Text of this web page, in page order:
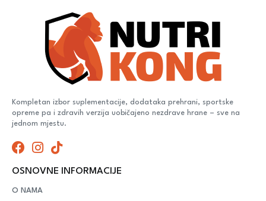
Kompletan izbor suplementacije, dodataka prehrani, sportske
opreme pa i zdravih verzija uobičajeno nezdrave hrane – sve na
jednom mjestu.
OSNOVNE INFORMACIJE
O NAMA